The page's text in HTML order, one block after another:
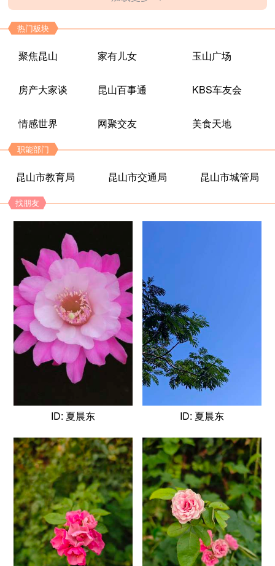
热门板块
聚焦昆山 家有儿女 玉山广场
房产大家谈 昆山百事通 KBS车友会
情感世界 网聚交友 美食天地
职能部门
昆山市教育局 昆山市交通局 昆山市城管局
找朋友
ID: 夏晨东 ID: 夏晨东